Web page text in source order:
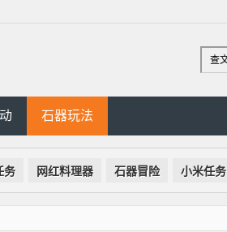
石器玩法
务 网红料理器 石器冒险 小米任务